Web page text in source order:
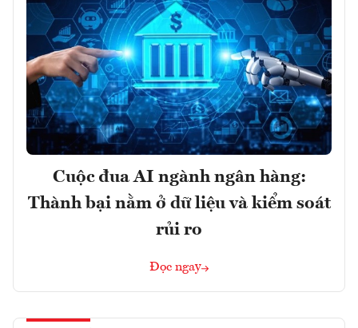
Cuộc đua AI ngành ngân hàng:
Thành bại nằm ở dữ liệu và kiểm soát
rủi ro
Đọc ngay